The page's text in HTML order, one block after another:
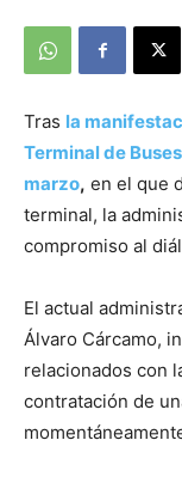
Tras la
Terminal de
marzo, en el que
terminal, la
compromiso al
El actual
Álvaro Cárcamo,
relacionados con
contratación de